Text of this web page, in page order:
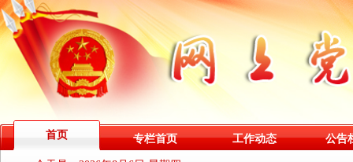
首页 专栏首页 工作动态 公告